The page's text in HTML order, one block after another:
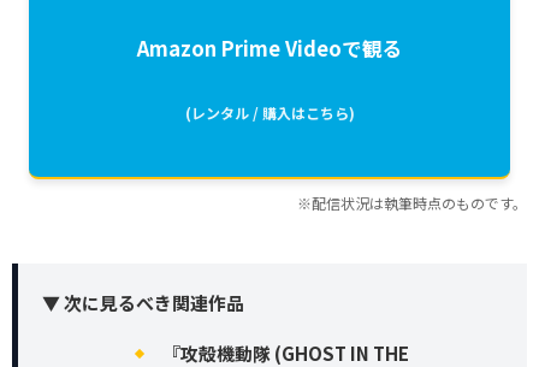
Amazon Prime Videoで観る
(レンタル / 購入はこちら)
※配信状況は執筆時点のものです。
▼ 次に見るべき関連作品
『攻殻機動隊 (GHOST IN THE